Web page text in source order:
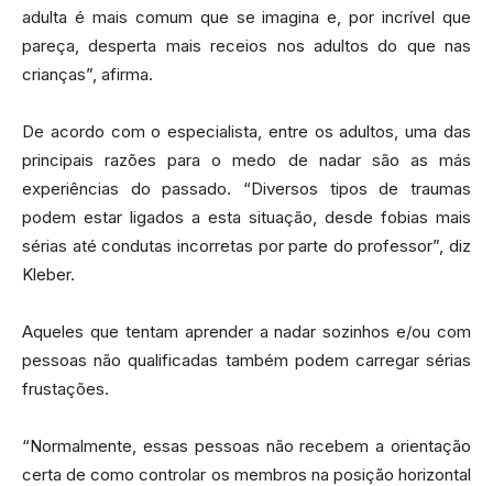
adulta é mais comum que se imagina e, por incrível que
pareça, desperta mais receios nos adultos do que nas
crianças”, afirma.
De acordo com o especialista, entre os adultos, uma das
principais razões para o medo de nadar são as más
experiências do passado. “Diversos tipos de traumas
podem estar ligados a esta situação, desde fobias mais
sérias até condutas incorretas por parte do professor”, diz
Kleber.
Aqueles que tentam aprender a nadar sozinhos e/ou com
pessoas não qualificadas também podem carregar sérias
frustações.
“Normalmente, essas pessoas não recebem a orientação
certa de como controlar os membros na posição horizontal